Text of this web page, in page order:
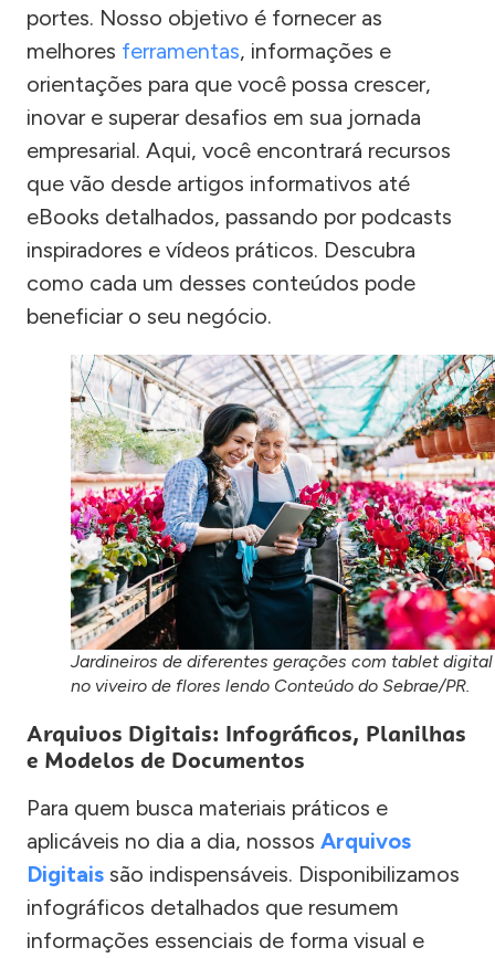
portes. Nosso objetivo é fornecer as
melhores ferramentas, informações e
orientações para que você possa crescer,
inovar e superar desafios em sua jornada
empresarial. Aqui, você encontrará recursos
que vão desde artigos informativos até
eBooks detalhados, passando por podcasts
inspiradores e vídeos práticos. Descubra
como cada um desses conteúdos pode
beneficiar o seu negócio.
Jardineiros de diferentes gerações com tablet digital
no viveiro de flores lendo Conteúdo do Sebrae/PR.
Arquivos Digitais: Infográficos, Planilhas
e Modelos de Documentos
Para quem busca materiais práticos e
aplicáveis no dia a dia, nossos Arquivos
Digitais são indispensáveis. Disponibilizamos
infográficos detalhados que resumem
informações essenciais de forma visual e